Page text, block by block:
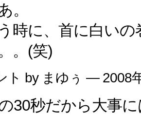
。
時に、首に白い
。(笑)
ト by まゆぅ — 2008
30秒だから大事